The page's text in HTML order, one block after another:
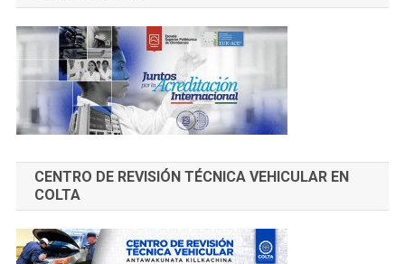
CENTRO DE REVISIÓN TÉCNICA VEHICULAR EN
COLTA